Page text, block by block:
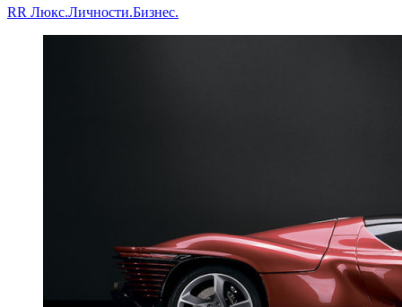
RR Люкс.Личности.Бизнес.